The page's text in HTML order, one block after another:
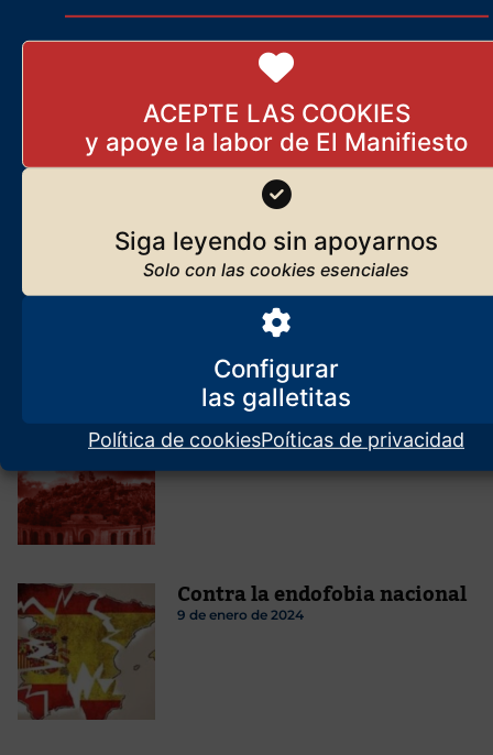
ACEPTE LAS COOKIES
Siga leyendo sin apoyarnos
Configurar
Política de cookiesPoíticas de privacidad
Lo más importante que ha
13 de agosto de 2024
Lo que nunca ha entendido
del conflicto israelo-
palestino, y que ahora
entenderá
18 de noviembre de 2025
La gran sustitución (un vídeo
en tu móvil)
Contra la endofobia nacional
9 de enero de 2024